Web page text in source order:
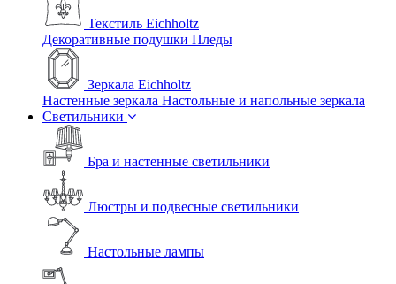
Текстиль Eichholtz
Декоративные подушки Пледы
Зеркала Eichholtz
Настенные зеркала Настольные и напольные зеркала
Светильники
Бра и настенные светильники
Люстры и подвесные светильники
Настольные лампы